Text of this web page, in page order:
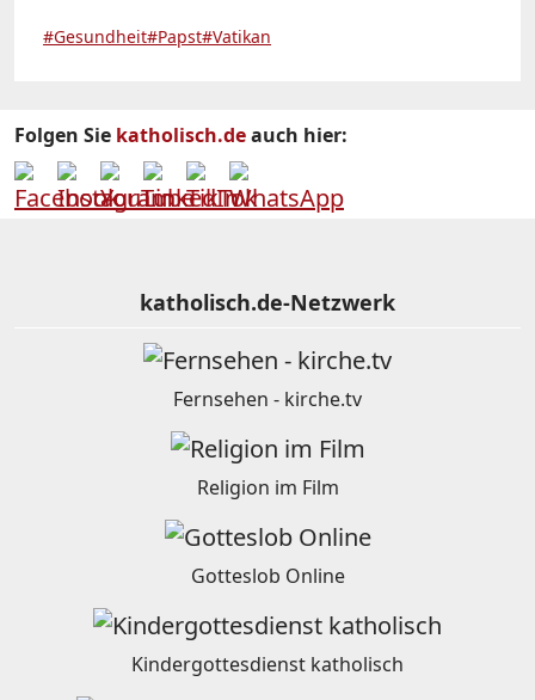
#Gesundheit#Papst#Vatikan
Folgen Sie katholisch.deauch hier:
katholisch.de-Netzwerk
Fernsehen - kirche.tv
Religion im Film
Gotteslob Online
Kindergottesdienst katholisch